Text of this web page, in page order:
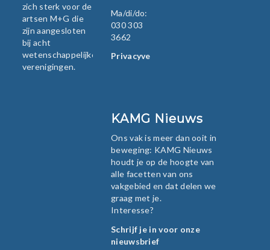
zich sterk voor de
artsen M+G die
zijn aangesloten
bij acht
wetenschappelijke
verenigingen.
Ma/di/do:
030 303
3662
Privacyverklaring
KAMG Nieuws
Ons vak is meer dan ooit in
beweging: KAMG Nieuws
houdt je op de hoogte van
alle facetten van ons
vakgebied en dat delen we
graag met je.
Interesse?
Schrijf je in voor onze
nieuwsbrief